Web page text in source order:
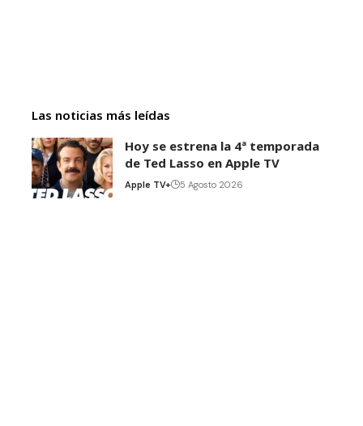
Las noticias más leídas
Hoy se estrena la 4ª temporada
de Ted Lasso en Apple TV
Apple TV+ 5 Agosto 2026